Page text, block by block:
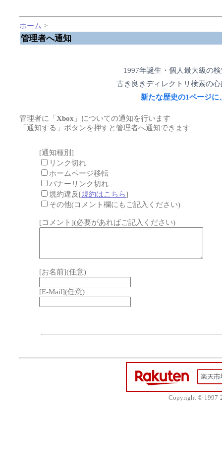
ホーム >
管理者へ通知
1997年誕生・個人最大級の
古き良きディレクトリ検索の
新たな歴史の1ページ
管理者に「Xbox 」についての通知を行います
「通知する」ボタンを押すと管理者へ通知できます
[通知種別]
リンク切れ
ホームページ移転
バナーリンク切れ
規約違反[規約はこちら]
その他(コメント欄にもご記入ください)
[コメント](必要があればご記入ください)
[お名前](任意)
[E-Mail](任意)
Copyright © 1997-